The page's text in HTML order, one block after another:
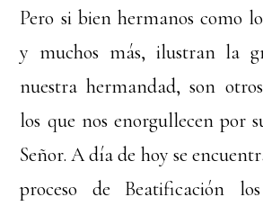
Pero si bien hermanos como
y muchos más, ilustran la
nuestra hermandad, son
los que nos enorgullecen por
Señor. A día de hoy se
proceso de Beatificación